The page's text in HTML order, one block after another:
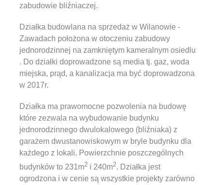
zabudowie bliźniaczej.
Działka budowlana na sprzedaż w Wilanowie -
Zawadach położona w otoczeniu zabudowy
jednorodzinnej na zamkniętym kameralnym osiedlu
. Do działki doprowadzone są media tj. gaz, woda
miejska, prąd, a kanalizacja ma być doprowadzona
w 2017r.
Działka ma prawomocne pozwolenia na budowę
które zezwala na wybudowanie budynku
jednorodzinnego dwulokalowego (bliźniaka) z
garażem dwustanowiskowym w bryle budynku dla
każdego z lokali. Powierzchnie poszczególnych
budynków to 231m2 i 240m2. Działka jest
ogrodzona i w cenie są wszystkie projekty zarówno